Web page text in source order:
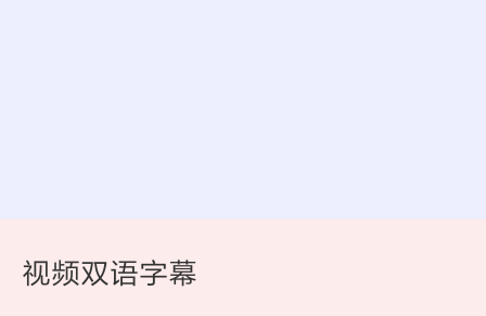
视频双语字幕